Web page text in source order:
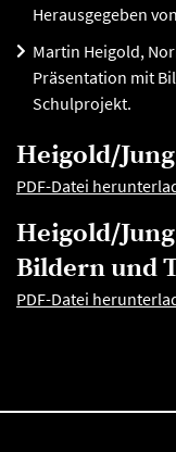
Herausgegeben
Martin Heigold,
Präsentation mit
Schulprojekt.
Heigold/
PDF-Datei
Heigold/
Bildern und
PDF-Datei